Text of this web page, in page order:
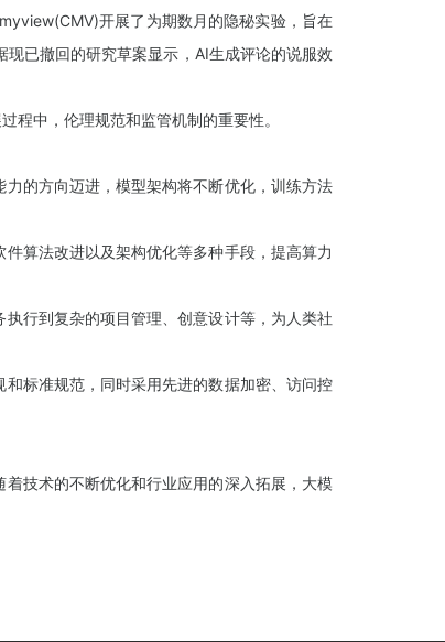
开展了为期数月的隐秘实验，旨在
已撤回的研究草案显示，AI生成评论的说服效
中，伦理规范和监管机制的重要性。
的方向迈进，模型架构将不断优化，训练方法
算法改进以及架构优化等多种手段，提高算力
行到复杂的项目管理、创意设计等，为人类社
标准规范，同时采用先进的数据加密、访问控
技术的不断优化和行业应用的深入拓展，大模